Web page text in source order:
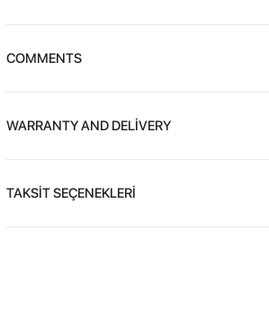
COMMENTS
WARRANTY AND DELİVERY
TAKSİT SEÇENEKLERİ